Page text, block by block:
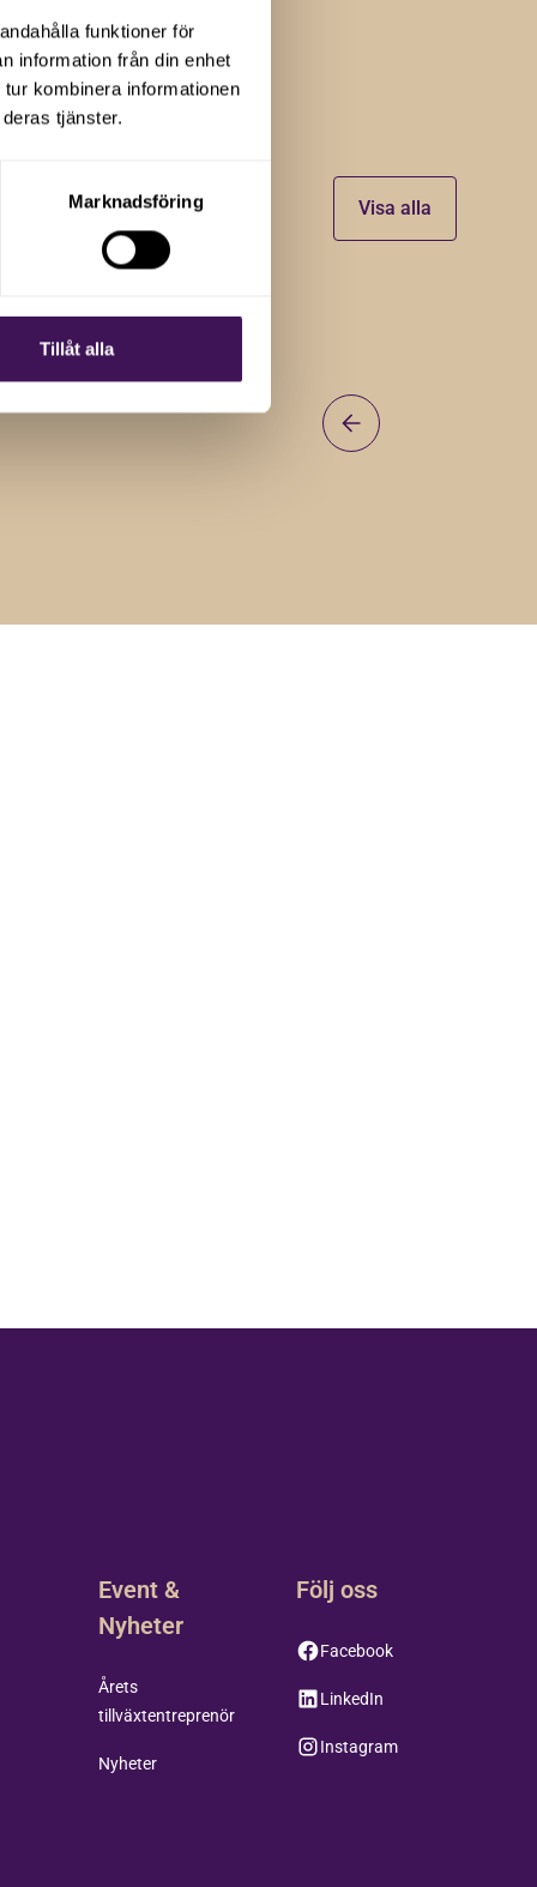
funktioner för
information från din enhet
kombinera informationen
tjänster.
Marknadsföring
Tillåt alla
Visa alla
Event &
Nyheter
Årets
tillväxtentreprenör
Nyheter
Följ oss
Facebook
LinkedIn
Instagram